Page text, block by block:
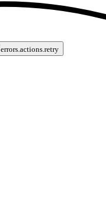
errors.actions.retry